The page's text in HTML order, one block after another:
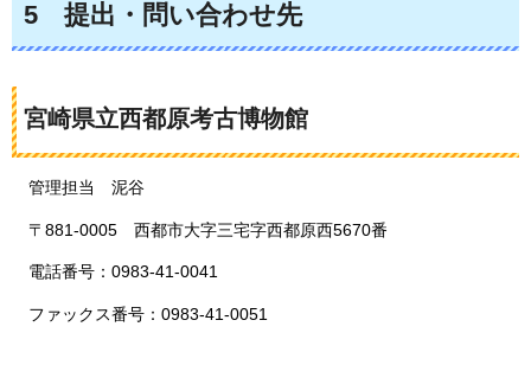
5 提出 ・問い合わせ先
宮崎県立西都原考古博物館
管理担当 泥谷
〒881-0005 西都市大字三宅字西都原西5670番
電話番号：0983-41-0041
ファックス番号：0983-41-0051